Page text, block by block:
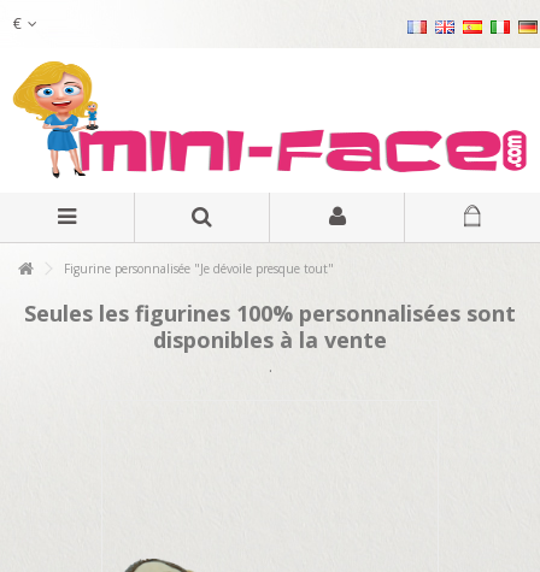
€
Figurine personnalisée "Je dévoile presque tout"
Seules les figurines 100% personnalisées sont
disponibles à la vente
.